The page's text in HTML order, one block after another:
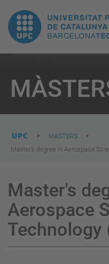
UPC.
de
Catalunya
are
here:
MÀSTERS
Master's degree in Aerospace
Master's
Aerospace
Technology